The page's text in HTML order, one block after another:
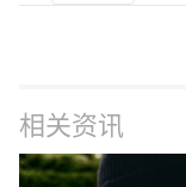
相关资讯